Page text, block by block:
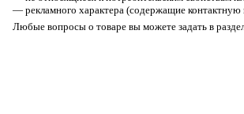
— рекламного характера (содержащие
Любые вопросы о товаре вы можете задать в